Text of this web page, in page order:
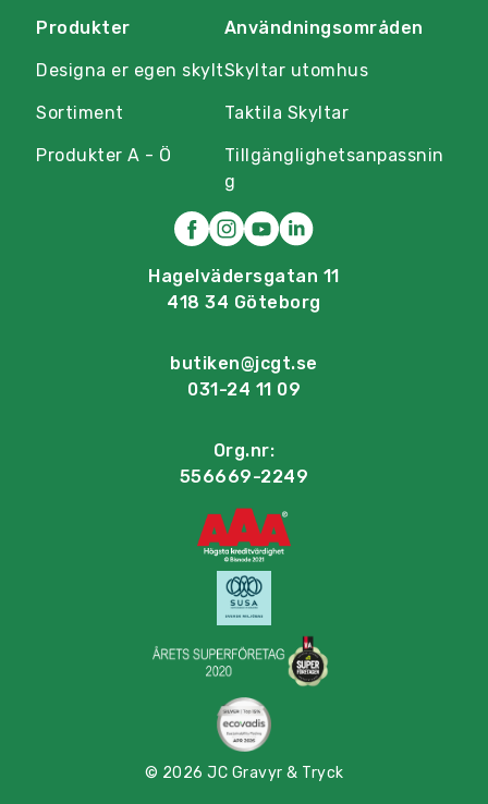
Produkter
Designa er egen skylt
Sortiment
Produkter A - Ö
Användningsområden
Skyltar utomhus
Taktila Skyltar
Tillgänglighetsanpassnin
g
Hagelvädersgatan 11
418 34 Göteborg
butiken@jcgt.se
031-24 11 09
Org.nr:
556669-2249
© 2026 JC Gravyr & Tryck